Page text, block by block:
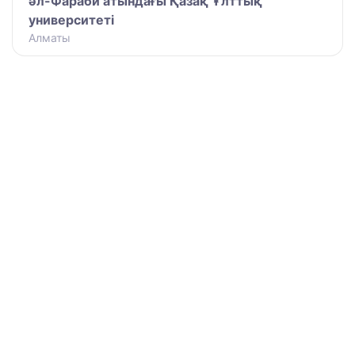
университеті
Алматы